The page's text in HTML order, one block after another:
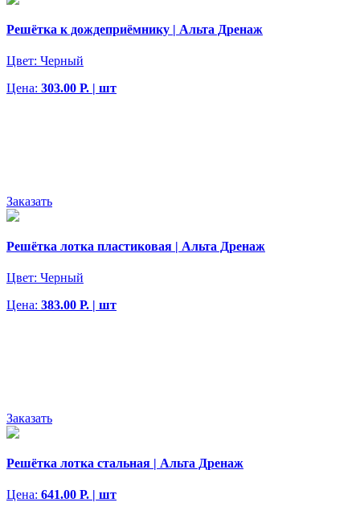
Решётка к дождеприёмнику | Альта Дренаж
Цвет: Черный
Цена: 303.00 Р. | шт
Заказать
Решётка лотка пластиковая | Альта Дренаж
Цвет: Черный
Цена: 383.00 Р. | шт
Заказать
Решётка лотка стальная | Альта Дренаж
Цена: 641.00 Р. | шт